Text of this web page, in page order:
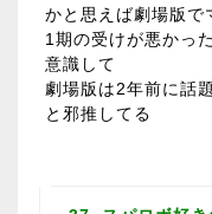
かと思えば劇場版で
1期の受けが悪かっ
意識して
劇場版は2年前に話
と邪推してる